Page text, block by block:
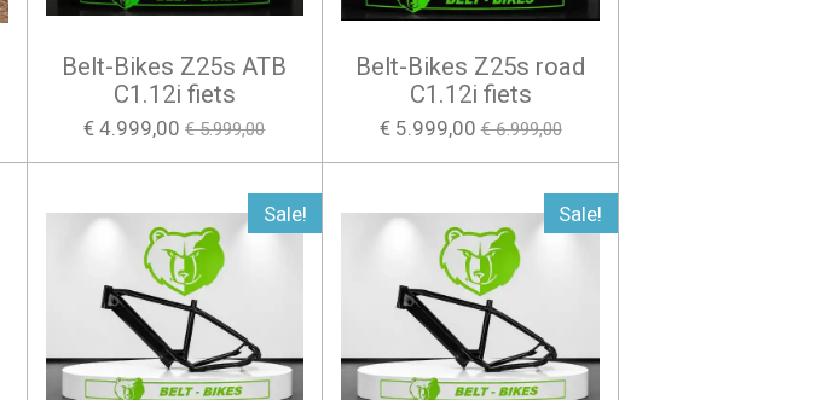
Belt-Bikes Z25s ATB
C1.12i fiets
€ 4.999,00 € 5.999,00
Belt-Bikes Z25s road
C1.12i fiets
€ 5.999,00 € 6.999,00
Sale! Sale!